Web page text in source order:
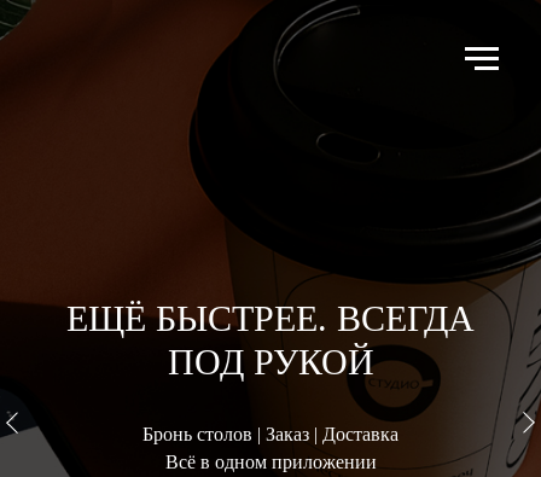
ЕЩЁ БЫСТРЕЕ. ВСЕГДА
ПОД РУКОЙ
Бронь столов | Заказ | Доставка
Всё в одном приложении